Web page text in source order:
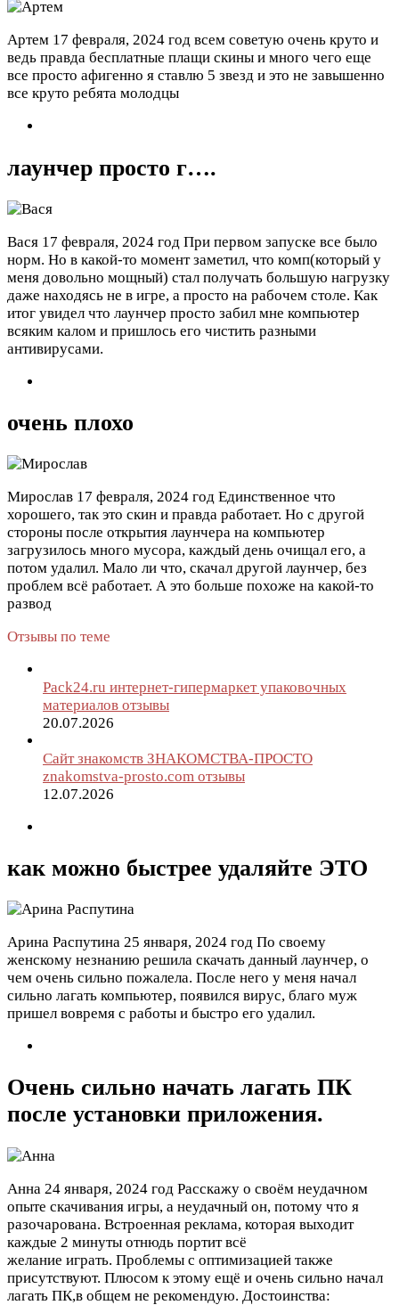
Артем 17 февраля, 2024 год всем советую очень круто и
ведь правда бесплатные плащи скины и много чего еще
все просто афигенно я ставлю 5 звезд и это не завышенно
все круто ребята молодцы
лаунчер просто г….
Вася 17 февраля, 2024 год При первом запуске все было
норм. Но в какой-то момент заметил, что комп(который у
меня довольно мощный) стал получать большую нагрузку
даже находясь не в игре, а просто на рабочем столе. Как
итог увидел что лаунчер просто забил мне компьютер
всяким калом и пришлось его чистить разными
антивирусами.
очень плохо
Мирослав 17 февраля, 2024 год Единственное что
хорошего, так это скин и правда работает. Но с другой
стороны после открытия лаунчера на компьютер
загрузилось много мусора, каждый день очищал его, а
потом удалил. Мало ли что, скачал другой лаунчер, без
проблем всё работает. А это больше похоже на какой-то
развод
Отзывы по теме
Pack24.ru интернет-гипермаркет упаковочных
материалов отзывы
20.07.2026
Сайт знакомств ЗНАКОМСТВА-ПРОСТО
znakomstva-prosto.com отзывы
12.07.2026
как можно быстрее удаляйте ЭТО
Арина Распутина 25 января, 2024 год По своему
женскому незнанию решила скачать данный лаунчер, о
чем очень сильно пожалела. После него у меня начал
сильно лагать компьютер, появился вирус, благо муж
пришел вовремя с работы и быстро его удалил.
Очень сильно начать лагать ПК
после установки приложения.
Анна 24 января, 2024 год Расскажу о своём неудачном
опыте скачивания игры, а неудачный он, потому что я
разочарована. Встроенная реклама, которая выходит
каждые 2 минуты отнюдь портит всё
желание играть. Проблемы с оптимизацией также
присутствуют. Плюсом к этому ещё и очень сильно начал
лагать ПК,в общем не рекомендую. Достоинства: